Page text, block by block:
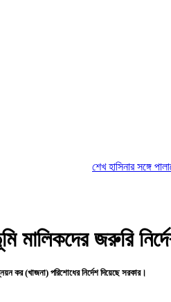
শেখ হাসিনার সঙ্গে পালানোর ফ্লাইট
জরুরি
কর (খাজনা) পরিশোধের নির্দেশ দিয়েছে সরকার।